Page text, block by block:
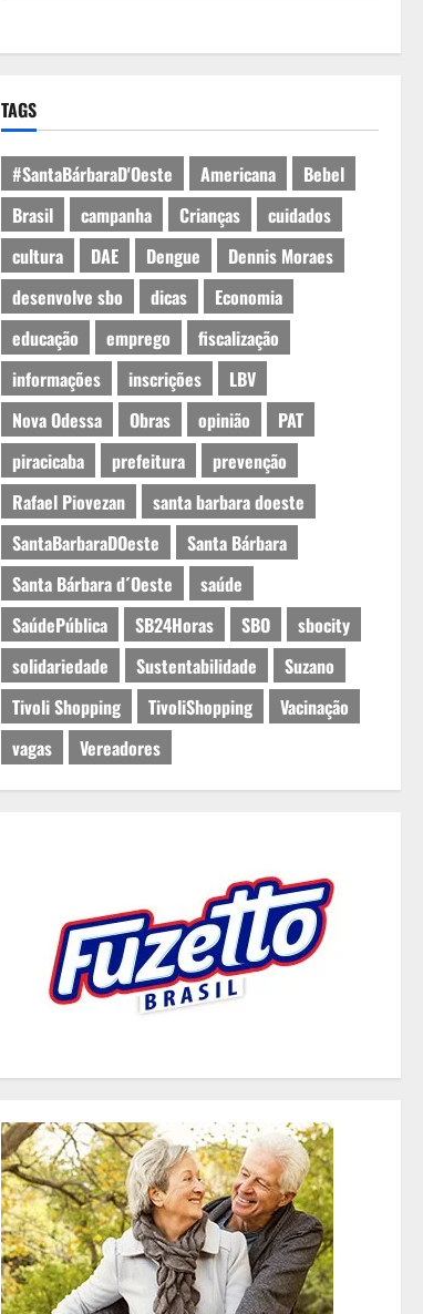
TAGS
#SantaBárbaraD'Oeste Americana
Bebel
Brasil
campanha Crianças
cuidados
cultura
DAE Dengue
Dennis Moraes
desenvolve sbo
dicas
Economia
educação
emprego
fiscalização
informações
inscrições
LBV
Nova Odessa
Obras opinião
PAT
piracicaba
prefeitura
prevenção
Rafael Piovezan
santa barbara doeste
SantaBarbaraDOeste
Santa Bárbara
Santa Bárbara d´Oeste
saúde
SaúdePública
SB24Horas SBO
sbocity
solidariedade
Sustentabilidade
Suzano
Tivoli Shopping
TivoliShopping
Vacinação
vagas
Vereadores